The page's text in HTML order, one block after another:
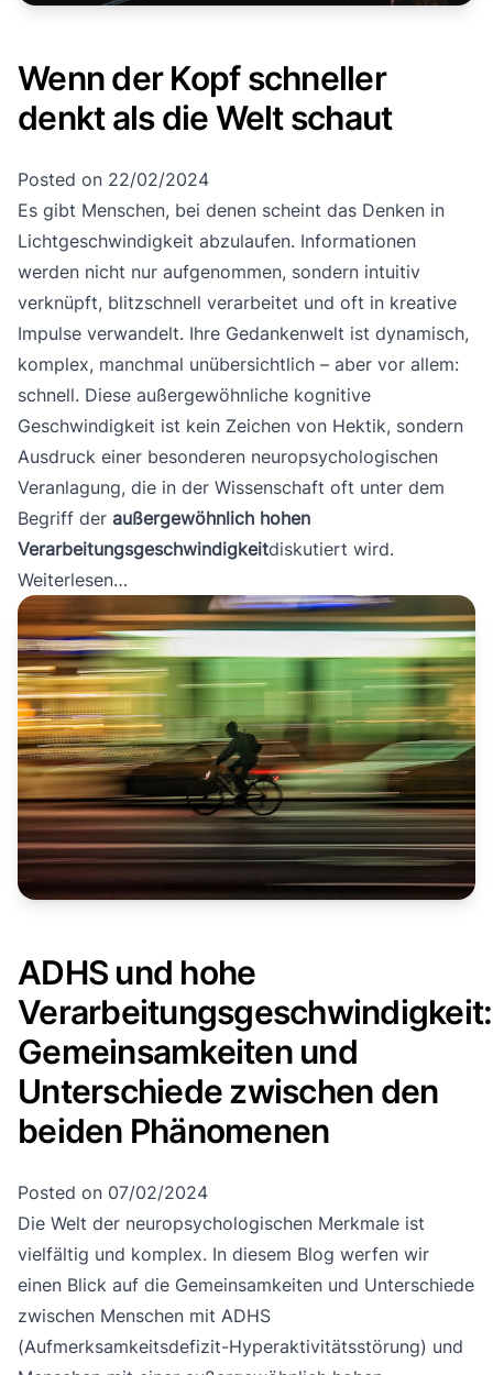
Wenn der Kopf schneller
denkt als die Welt schaut
Posted on 22/02/2024
Es gibt Menschen, bei denen scheint das Denken in
Lichtgeschwindigkeit abzulaufen. Informationen
werden nicht nur aufgenommen, sondern intuitiv
verknüpft, blitzschnell verarbeitet und oft in kreative
Impulse verwandelt. Ihre Gedankenwelt ist dynamisch,
komplex, manchmal unübersichtlich – aber vor allem:
schnell. Diese außergewöhnliche kognitive
Geschwindigkeit ist kein Zeichen von Hektik, sondern
Ausdruck einer besonderen neuropsychologischen
Veranlagung, die in der Wissenschaft oft unter dem
Begriff der außergewöhnlich hohen
Verarbeitungsgeschwindigkeitdiskutiert wird.
Weiterlesen…
ADHS und hohe
Verarbeitungsgeschwindigkeit:
Gemeinsamkeiten und
Unterschiede zwischen den
beiden Phänomenen
Posted on 07/02/2024
Die Welt der neuropsychologischen Merkmale ist
vielfältig und komplex. In diesem Blog werfen wir
einen Blick auf die Gemeinsamkeiten und Unterschiede
zwischen Menschen mit ADHS
(Aufmerksamkeitsdefizit-Hyperaktivitätsstörung) und